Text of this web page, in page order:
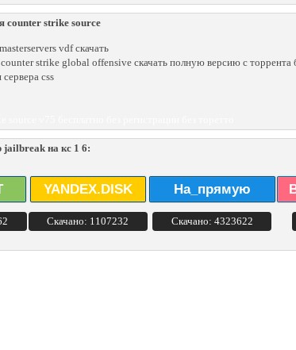
counter strike source
vdf скачать
strike global offensive скачать полную версию с торрента
сервера css
jailbreak на кс 1 6:
YANDEX.DISK
Скачано: 1107232
На_прямую
Скачано: 4323622